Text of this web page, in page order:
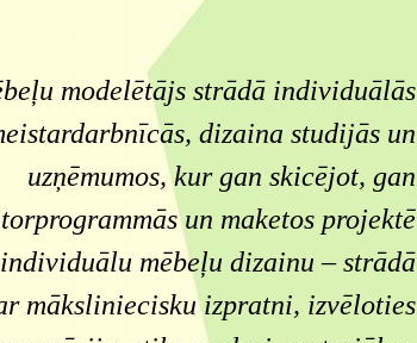
modelētājs strādā individuālās
dizaina studijās un
uzņēmumos, kur gan skicējot, gan
un maketos projektē
mēbeļu dizainu – strādā
māksliniecisku izpratni, izvēloties